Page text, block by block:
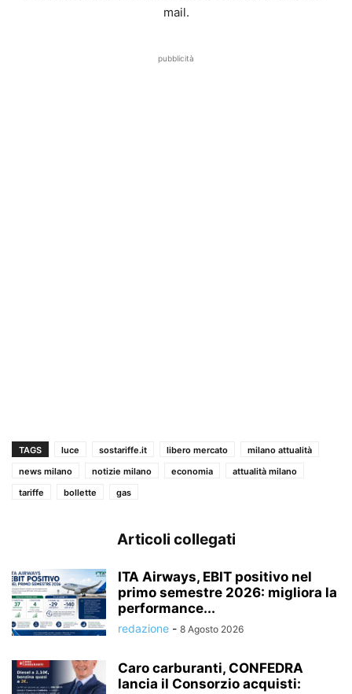
mail.
pubblicità
TAGS luce sostariffe.it libero mercato
milano attualità
news milano
notizie milano economia
attualità milano
tariffe
bollette gas
Articoli collegati
ITA Airways, EBIT positivo nel
primo semestre 2026: migliora la
performance...
redazione - 8 Agosto 2026
Caro carburanti, CONFEDRA
lancia il Consorzio acquisti: